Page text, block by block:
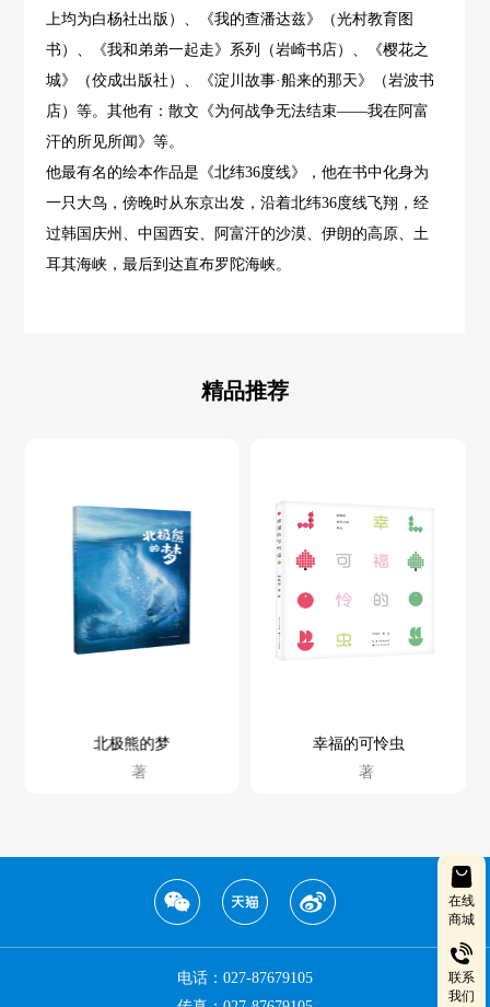
在线
商城
联系
我们
上均为白杨社出版）、《我的查潘达兹》（光村教育图
书）、《我和弟弟一起走》系列（岩崎书店）、《樱花之
城》（佼成出版社）、《淀川故事·船来的那天》（岩波书
店）等。其他有：散文《为何战争无法结束——我在阿富
汗的所见所闻》等。
他最有名的绘本作品是《北纬36度线》，他在书中化身为
一只大鸟，傍晚时从东京出发，沿着北纬36度线飞翔，经
过韩国庆州、中国西安、阿富汗的沙漠、伊朗的高原、土
耳其海峡，最后到达直布罗陀海峡。
精品推荐
北极熊的梦
著
幸福的可怜虫
著
电话：027-87679105